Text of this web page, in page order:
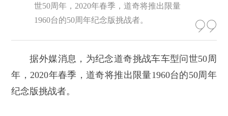
世50周年，2020年春季，道奇将推出限量
1960台的50周年纪念版挑战者。
据外媒消息，为纪念道奇挑战车车型问世50周
年，2020年春季，道奇将推出限量1960台的50周年
纪念版挑战者。